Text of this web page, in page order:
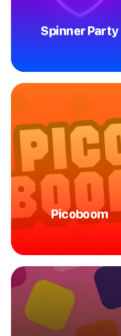
Spinner Party
Picoboom